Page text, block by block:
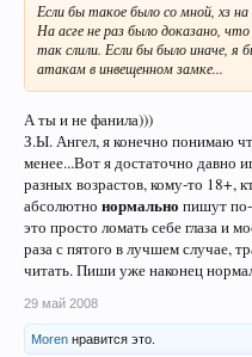
Если бы такое было со мной, хз
На асге не раз было доказано,
так слили. Если бы было иначе, я
атакам в инвещенном замке...
А ты и не фанила)))
З.Ы. Ангел, я конечно понимаю
менее...Вот я достаточно давно
разных возрастов, кому-то 18+,
абсолютно нормально пишут
это просто ломать себе глаза и
раза с пятого в лучшем случае,
читать. Пиши уже наконец
29 май 2008
Moren нравится это.